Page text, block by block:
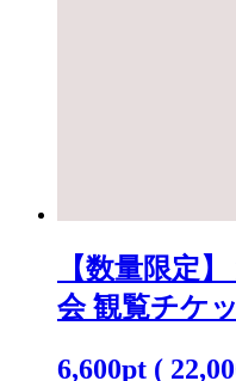
【数量限定
会 観覧チケ
6,600pt (